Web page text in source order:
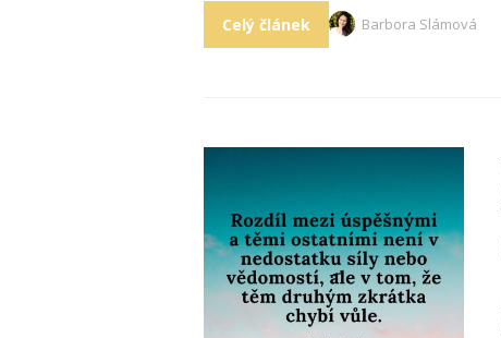
Celý článek Barbora Slámová